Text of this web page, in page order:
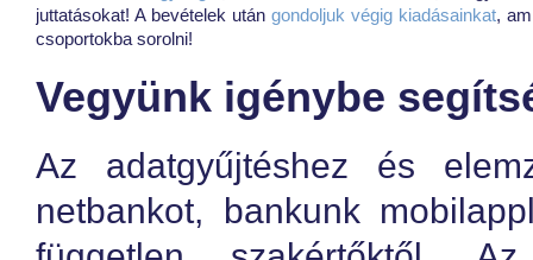
juttatásokat! A bevételek után gondoljuk végig kiadásainkat,
csoportokba sorolni!
Vegyünk igénybe
Az adatgyűjtéshez és
netbankot, bankunk